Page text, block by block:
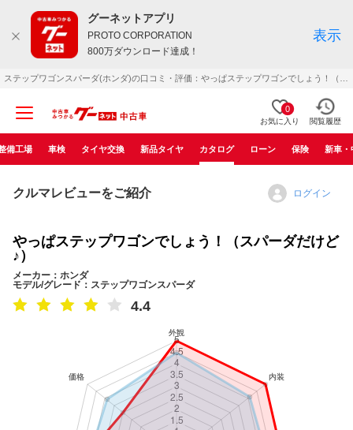
グーネットアプリ
PROTO CORPORATION
800万ダウンロード達成！
表示
0
お気に入り 閲覧履歴
備工場 車検 タイヤ交換 新品タイヤ カタログ ローン 保険 新車・
クルマレビューをご紹介 ログイン
やっぱステップワゴンでしょう！（スパーダだけど
♪）
メーカー：ホンダ
モデル/グレード：ステップワゴンスパーダ
4.4